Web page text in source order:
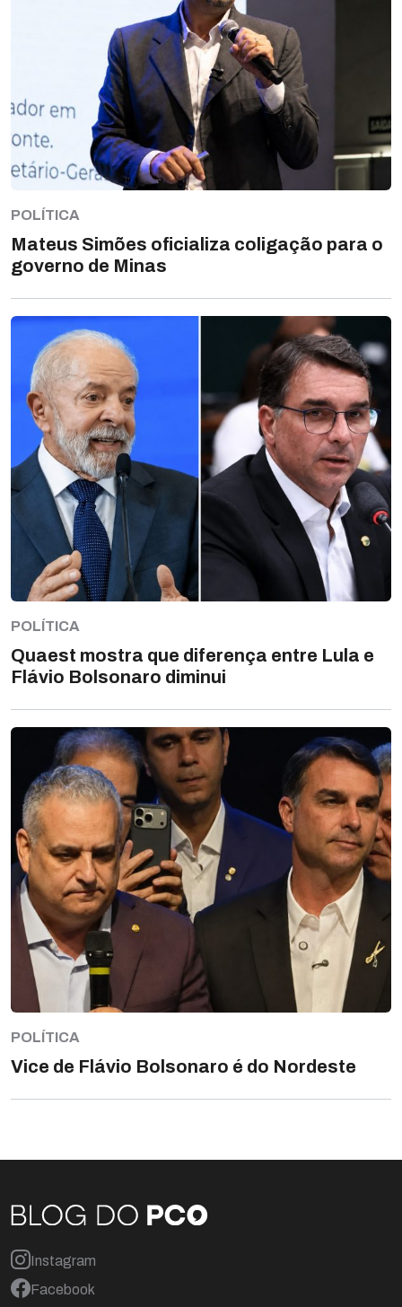
POLÍTICA
Mateus Simões oficializa coligação para o
governo de Minas
POLÍTICA
Quaest mostra que diferença entre Lula e
Flávio Bolsonaro diminui
POLÍTICA
Vice de Flávio Bolsonaro é do Nordeste
Instagram
Facebook